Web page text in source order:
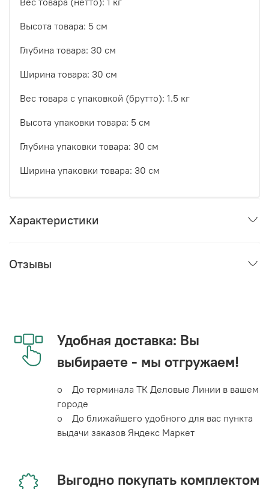
Высота товара: 5 см
Глубина товара: 30 см
Ширина товара: 30 см
Вес товара с упаковкой (брутто): 1.5 кг
Высота упаковки товара: 5 см
Глубина упаковки товара: 30 см
Ширина упаковки товара: 30 см
Характеристики
Отзывы
Удобная доставка: Вы
выбираете - мы отгружаем!
o До терминала ТК Деловые Линии в вашем
городе
o До ближайшего удобного для вас пункта
выдачи заказов Яндекс Маркет
Выгодно покупать комплектом